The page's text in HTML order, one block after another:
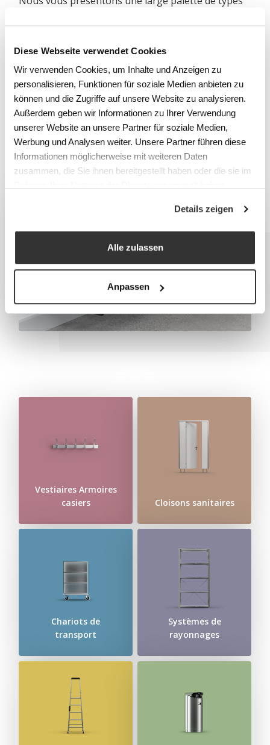
Diese Webseite verwendet Cookies
Wir verwenden Cookies, um Inhalte und Anzeigen zu
personalisieren, Funktionen für soziale Medien anbieten zu
können und die Zugriffe auf unsere Website zu analysieren.
Außerdem geben wir Informationen zu Ihrer Verwendung
unserer Website an unsere Partner für soziale Medien,
Werbung und Analysen weiter. Unsere Partner führen diese
Informationen möglicherweise mit weiteren Daten
zusammen, die Sie ihnen bereitgestellt haben oder die sie im
Details zeigen
Alle zulassen
Anpassen
volontiers des constructions spéciales.
Vous n’êtes pas sûr de la console qui pourrait
convenir à votre projet ? Contactez nos
professionnels. Ils vous aideront volontiers à faire
le bon choix – lors d’un entretien de conseil, à l’aide
de visualisations et avec notre
nouveauConfigurateur vestiaire
Consoles - gamme de produits (PDF)
Vestiaires Armoires
casiers
Cloisons sanitaires
Chariots de
transport
Systèmes de
rayonnages